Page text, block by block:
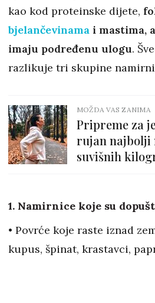
kao kod proteinske dijete,
bjelančevinama i mastima,
imaju podređenu ulogu.
razlikuje tri skupine
MOŽDA VAS ZANIMA
Pripreme za
rujan najbolji
suvišnih
1. Namirnice koje su
• Povrće koje raste iznad
kupus, špinat, krastavci,